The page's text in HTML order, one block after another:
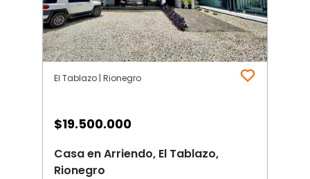
El Tablazo | Rionegro
$19.500.000
Casa en Arriendo, El Tablazo,
Rionegro